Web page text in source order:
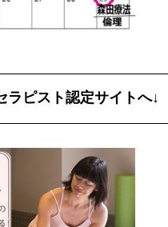
ラピスト認定サイトへ↓